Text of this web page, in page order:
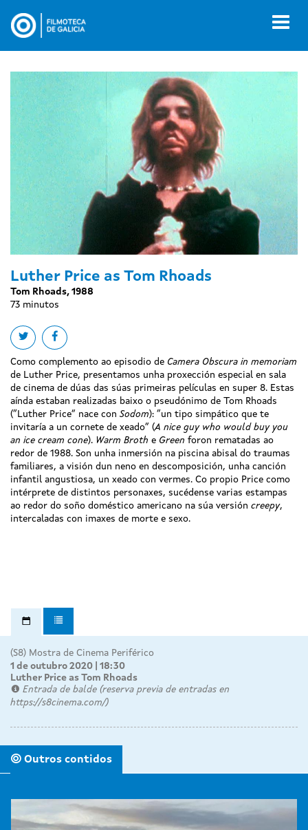
contido
Luther Price as Tom Rhoads
Tom Rhoads, 1988
73 minutos
Share on twitter
Share on facebook
Como complemento ao episodio de Camera Obscura in memoriam
de Luther Price, presentamos unha proxección especial en sala
de cinema de dúas das súas primeiras películas en super 8. Estas
aínda estaban realizadas baixo o pseudónimo de Tom Rhoads
(“Luther Price” nace con Sodom): “un tipo simpático que te
invitaría a un cornete de xeado” (A nice guy who would buy you
an ice cream cone). Warm Broth e Green foron rematadas ao
redor de 1988. Son unha inmersión na piscina abisal do traumas
familiares, a visión dun neno en descomposición, unha canción
infantil angustiosa, un xeado con vermes. Co propio Price como
intérprete de distintos personaxes, sucédense varias estampas
ao redor do soño doméstico americano na súa versión creepy,
intercaladas con imaxes de morte e sexo.
(S8) Mostra de Cinema Periférico
1 de outubro 2020 | 18:30
Luther Price as Tom Rhoads
Entrada de balde (reserva previa de entradas en
https://s8cinema.com/)
Outros contidos